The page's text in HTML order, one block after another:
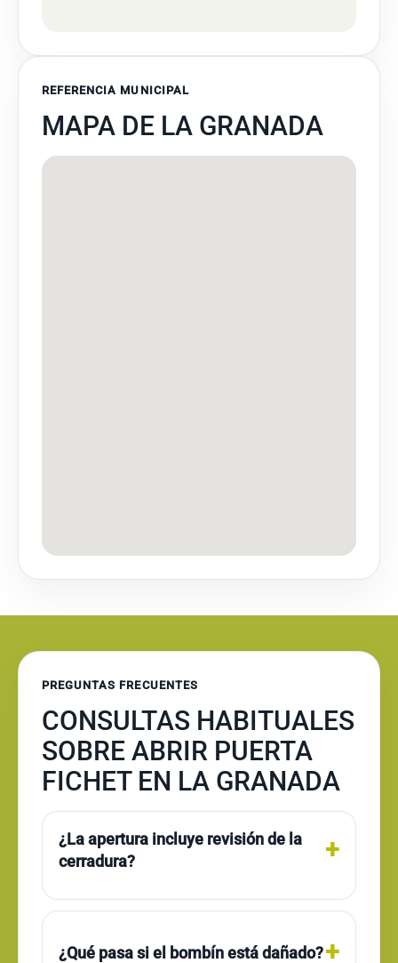
REFERENCIA MUNICIPAL
MAPA DE LA GRANADA
PREGUNTAS FRECUENTES
CONSULTAS HABITUALES
SOBRE ABRIR PUERTA
FICHET EN LA GRANADA
¿La apertura incluye revisión de la
cerradura?
¿Qué pasa si el bombín está dañado?